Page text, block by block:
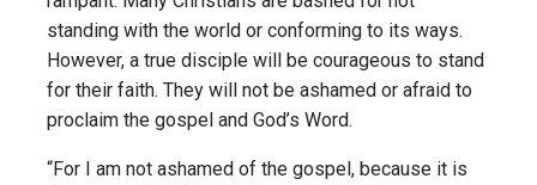
standing with the world or conforming to its ways.
However, a true disciple will be courageous to stand
for their faith. They will not be ashamed or afraid to
proclaim the gospel and God’s Word.
“For I am not ashamed of the gospel, because it is